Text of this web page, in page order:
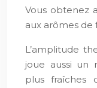
Vous obtenez
aux arômes de
L’amplitude
joue aussi un
plus fraîches